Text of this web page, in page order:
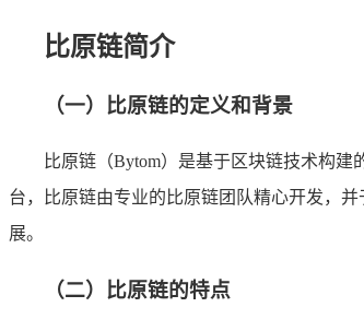
比原链简介
（一）比原链的定义和背景
比原链（Bytom）是基于区块链技术构
台，比原链由专业的比原链团队精心开发，
展。
（二）比原链的特点